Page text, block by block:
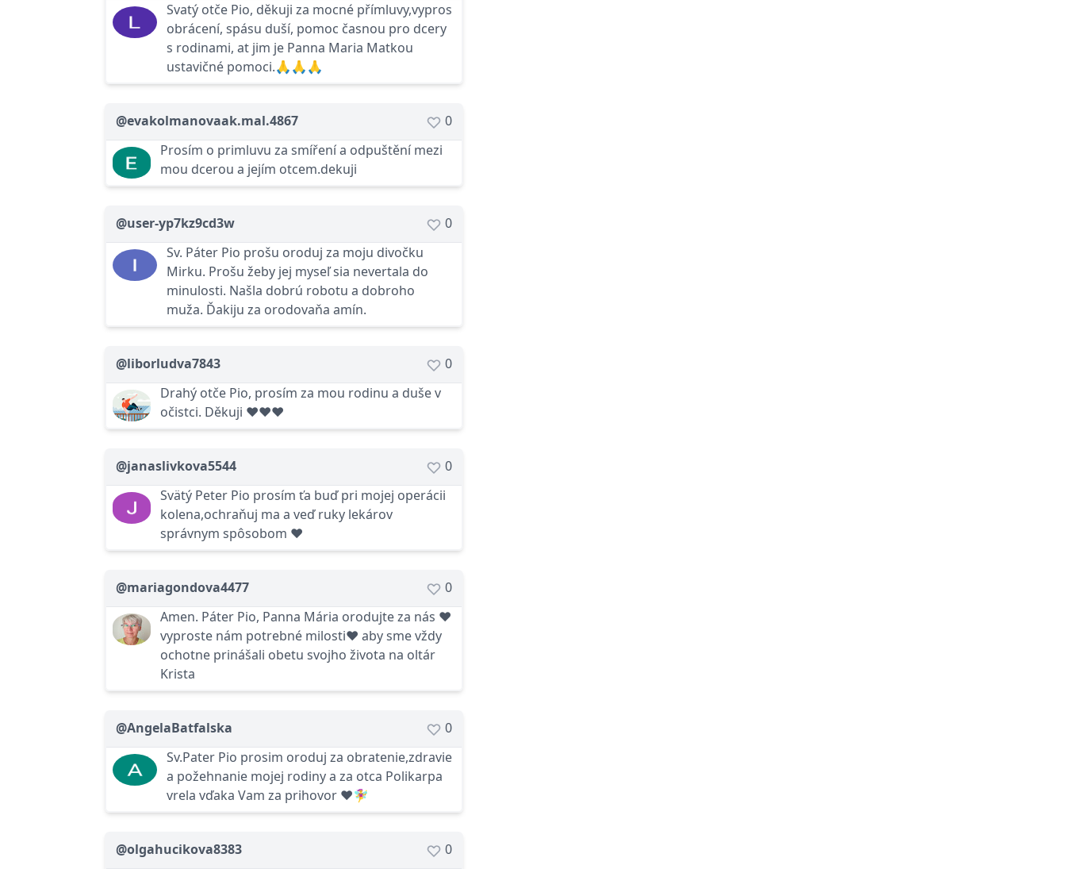
Svatý otče Pio, děkuji za mocné přímluvy,vypros
obrácení, spásu duší, pomoc časnou pro dcery
s rodinami, at jim je Panna Maria Matkou
ustavičné pomoci.🙏🙏🙏
@evakolmanovaak.mal.4867
0
Prosím o primluvu za smíření a odpuštění mezi
mou dcerou a jejím otcem.dekuji
@user-yp7kz9cd3w
0
Sv. Páter Pio prošu oroduj za moju divočku
Mirku. Prošu žeby jej myseľ sia nevertala do
minulosti. Našla dobrú robotu a dobroho
muža. Ďakiju za orodovaňa amín.
@liborludva7843
0
Drahý otče Pio, prosím za mou rodinu a duše v
očistci. Děkuji ❤❤❤
@janaslivkova5544
0
Svätý Peter Pio prosím ťa buď pri mojej operácii
kolena,ochraňuj ma a veď ruky lekárov
správnym spôsobom ❤
@mariagondova4477
0
Amen. Páter Pio, Panna Mária orodujte za nás ❤
vyproste nám potrebné milosti❤ aby sme vždy
ochotne prinášali obetu svojho života na oltár
Krista
@AngelaBatfalska
0
Sv.Pater Pio prosim oroduj za obratenie,zdravie
a požehnanie mojej rodiny a za otca Polikarpa
vrela vďaka Vam za prihovor ❤🧚‍♀️
@olgahucikova8383
0